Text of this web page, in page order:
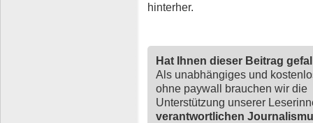
hinterher.
Hat Ihnen dieser Beitrag
Als unabhängiges und
ohne paywall brauchen wir die
Unterstützung unserer
verantwortlichen